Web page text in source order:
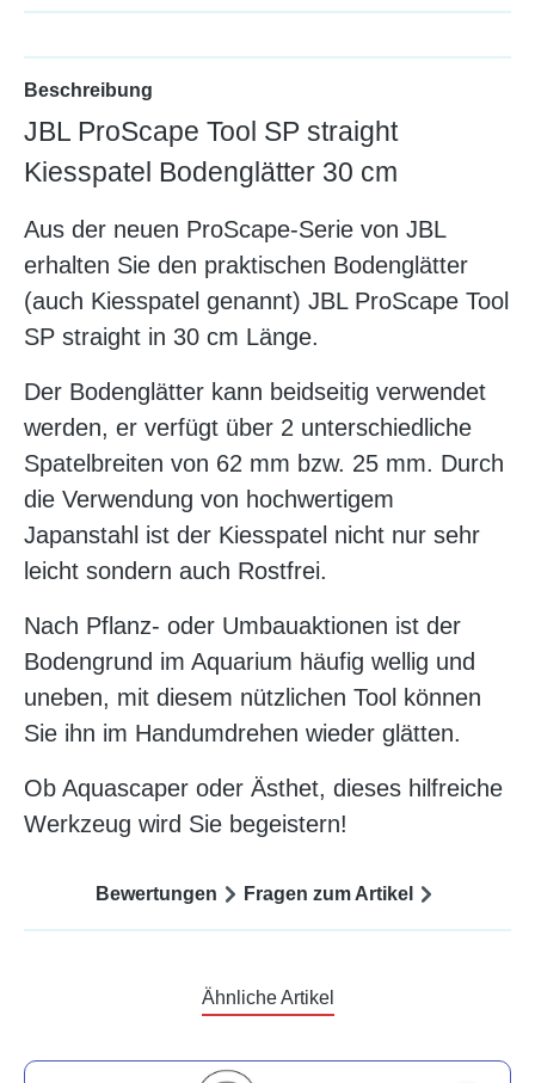
Beschreibung
JBL ProScape Tool SP straight
Kiesspatel Bodenglätter 30 cm
Aus der neuen ProScape-Serie von JBL
erhalten Sie den praktischen Bodenglätter
(auch Kiesspatel genannt) JBL ProScape Tool
SP straight in 30 cm Länge.
Der Bodenglätter kann beidseitig verwendet
werden, er verfügt über 2 unterschiedliche
Spatelbreiten von 62 mm bzw. 25 mm. Durch
die Verwendung von hochwertigem
Japanstahl ist der Kiesspatel nicht nur sehr
leicht sondern auch Rostfrei.
Nach Pflanz- oder Umbauaktionen ist der
Bodengrund im Aquarium häufig wellig und
uneben, mit diesem nützlichen Tool können
Sie ihn im Handumdrehen wieder glätten.
Ob Aquascaper oder Ästhet, dieses hilfreiche
Werkzeug wird Sie begeistern!
Bewertungen Fragen zum Artikel
Ähnliche Artikel